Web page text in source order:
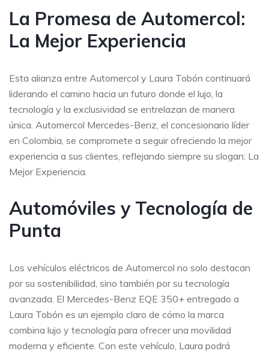
La Promesa de Automercol:
La Mejor Experiencia
Esta alianza entre Automercol y Laura Tobón continuará
liderando el camino hacia un futuro donde el lujo, la
tecnología y la exclusividad se entrelazan de manera
única. Automercol Mercedes-Benz, el concesionario líder
en Colombia, se compromete a seguir ofreciendo la mejor
experiencia a sus clientes, reflejando siempre su slogan: La
Mejor Experiencia.
Automóviles y Tecnología de
Punta
Los vehículos eléctricos de Automercol no solo destacan
por su sostenibilidad, sino también por su tecnología
avanzada. El Mercedes-Benz EQE 350+ entregado a
Laura Tobón es un ejemplo claro de cómo la marca
combina lujo y tecnología para ofrecer una movilidad
moderna y eficiente. Con este vehículo, Laura podrá